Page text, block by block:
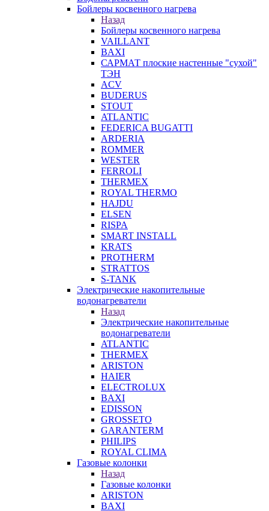
Бойлеры косвенного нагрева
Назад
Бойлеры косвенного нагрева
VAILLANT
BAXI
САРМАТ плоские настенные "сухой"
ТЭН
ACV
BUDERUS
STOUT
ATLANTIC
FEDERICA BUGATTI
ARDERIA
ROMMER
WESTER
FERROLI
THERMEX
ROYAL THERMO
HAJDU
ELSEN
RISPA
SMART INSTALL
KRATS
PROTHERM
STRATTOS
S-TANK
Электрические накопительные
водонагреватели
Назад
Электрические накопительные
водонагреватели
ATLANTIC
THERMEX
ARISTON
HAIER
ELECTROLUX
BAXI
EDISSON
GROSSETO
GARANTERM
PHILIPS
ROYAL CLIMA
Газовые колонки
Назад
Газовые колонки
ARISTON
BAXI